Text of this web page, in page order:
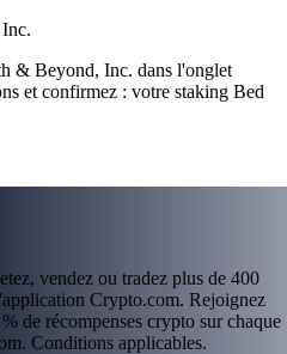
& Beyond, Inc. dans l'onglet
et confirmez : votre staking Bed
vendez ou tradez plus de 400
Crypto.com. Rejoignez
de récompenses crypto sur chaque
Conditions applicables.